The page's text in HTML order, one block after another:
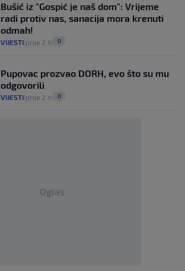
Bušić iz "Gospić je naš dom": Vrijeme
radi protiv nas, sanacija mora krenuti
odmah!
VIJESTI prije 2 h 0
Pupovac prozvao DORH, evo što su mu
odgovorili
VIJESTI prije 2 h 0
Oglas